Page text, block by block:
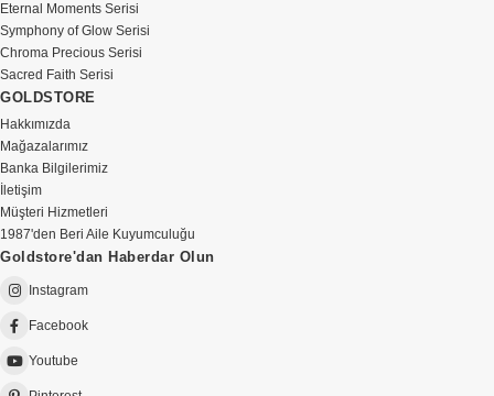
Eternal Moments Serisi
Symphony of Glow Serisi
Chroma Precious Serisi
Sacred Faith Serisi
GOLDSTORE
Hakkımızda
Mağazalarımız
Banka Bilgilerimiz
İletişim
Müşteri Hizmetleri
1987'den Beri Aile Kuyumculuğu
Goldstore'dan Haberdar Olun
Instagram
Facebook
Youtube